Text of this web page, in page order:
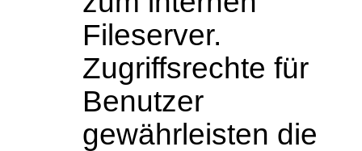
Fileserver.
Zugriffsrechte für
Benutzer
gewährleisten die